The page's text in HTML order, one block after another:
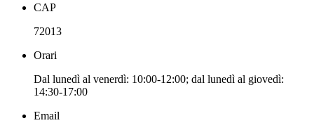
CAP
72013
Orari
Dal lunedì al venerdì: 10:00-12:00; dal lunedì al giovedì:
14:30-17:00
Email